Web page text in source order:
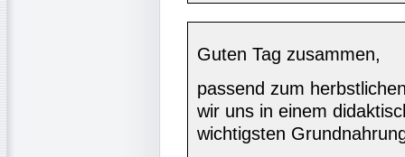
Guten Tag zusammen,
passend zum
wir uns in einem
wichtigsten